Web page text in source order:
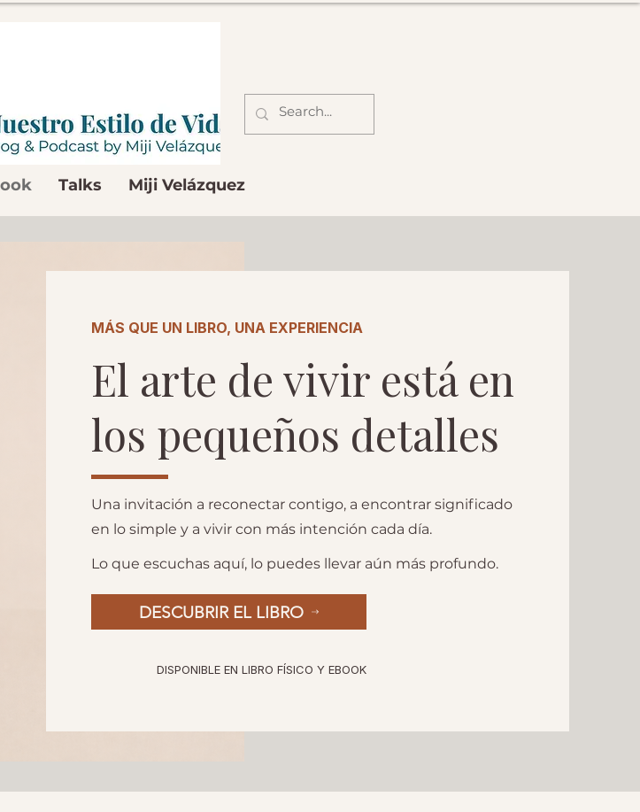
Talks Miji Velázquez
MÁS QUE UN LIBRO, UNA EXPERIENCIA
El arte de vivir está en
los pequeños detalles
Una invitación a reconectar contigo, a encontrar significado
en lo simple y a vivir con más intención cada día.
Lo que escuchas aquí, lo puedes llevar aún más profundo.
DESCUBRIR EL LIBRO
DISPONIBLE EN LIBRO FÍSICO Y EBOOK